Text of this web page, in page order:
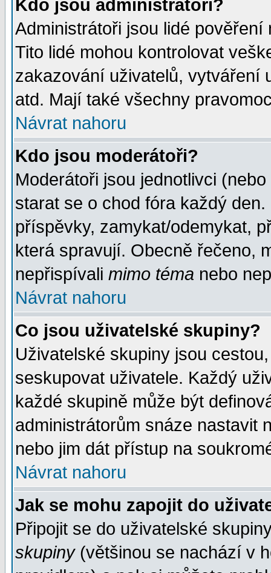
Kdo jsou administrátoři?
Administrátoři jsou lidé
Tito lidé mohou kontrolovat
zakazování uživatelů, vytváření
atd. Mají také všechny
Návrat nahoru
Kdo jsou moderátoři?
Moderátoři jsou jednotlivci
starat se o chod fóra každý
příspěvky, zamykat/odemykat,
která spravují. Obecně řečeno,
nepřispívali mimo téma nebo
Návrat nahoru
Co jsou uživatelské skupiny?
Uživatelské skupiny jsou
seskupovat uživatele. Každý
každé skupině může být
administrátorům snáze nastavit
nebo jim dát přístup na
Návrat nahoru
Jak se mohu zapojit do
Připojit se do uživatelské
skupiny(většinou se nachází v